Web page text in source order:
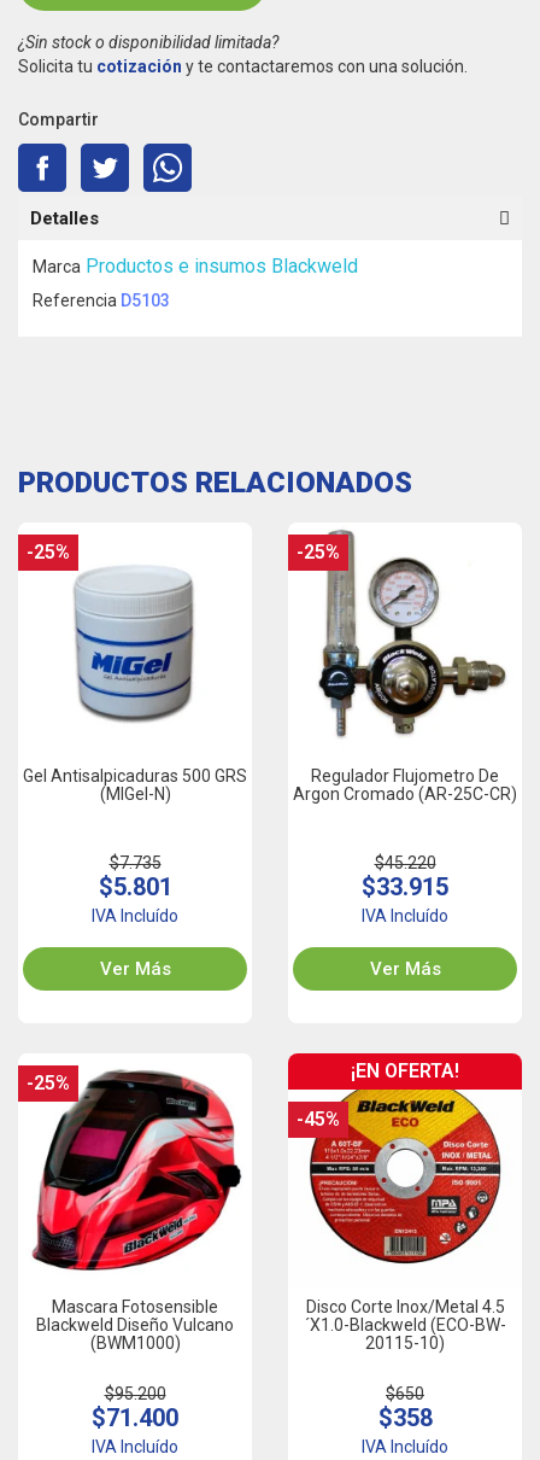
¿Sin stock o disponibilidad limitada?
Solicita tu cotización y te contactaremos con una solución.
Compartir
PRODUCTOS RELACIONADOS
Gel Antisalpicaduras 500 GRS
(MIGel-N)
$7.735
$5.801
IVA Incluído
Ver Más
-25%
Regulador Flujometro De
Argon Cromado (AR-25C-CR)
$45.220
$33.915
IVA Incluído
Ver Más
-25%
Mascara Fotosensible
Blackweld Diseño Vulcano
(BWM1000)
$95.200
$71.400
IVA Incluído
-25%
Disco Corte Inox/Metal 4.5
´x1.0-Blackweld (ECO-BW-
20115-10)
$650
$358
IVA Incluído
¡EN OFERTA!
-45%
Detalles
Marca Productos e insumos Blackweld
Referencia D5103